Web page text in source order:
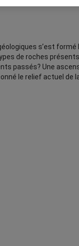
s’est formé
de roches
passés? Une
le relief actuel de